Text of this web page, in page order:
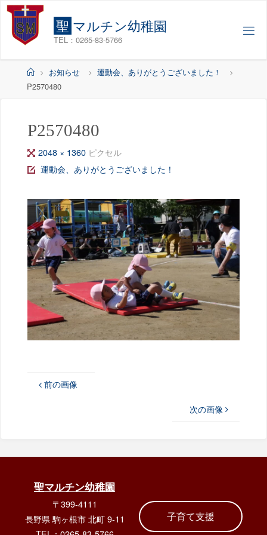
コ
聖 マルチン幼稚園
TEL：0265-83-5766
ホ
ー
お知らせ
運動会、ありがとうございました！
P2570480
P2570480
フ
ル
イ
2048 × 1360 ピクセル
運動会、ありがとうございました！
前の画像
次の画像
聖マルチン幼稚園
〒399-4111
長野県 駒ヶ根市 北町 9-11
子育て支援